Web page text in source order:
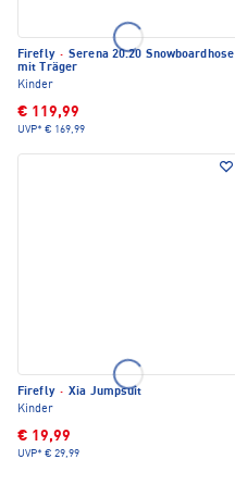
Firefly · Serena 20.20 Snowboardhose
mit Träger
Kinder
€ 119,99
UVP* € 169,99
Firefly · Xia Jumpsuit
Kinder
€ 19,99
UVP* € 29,99